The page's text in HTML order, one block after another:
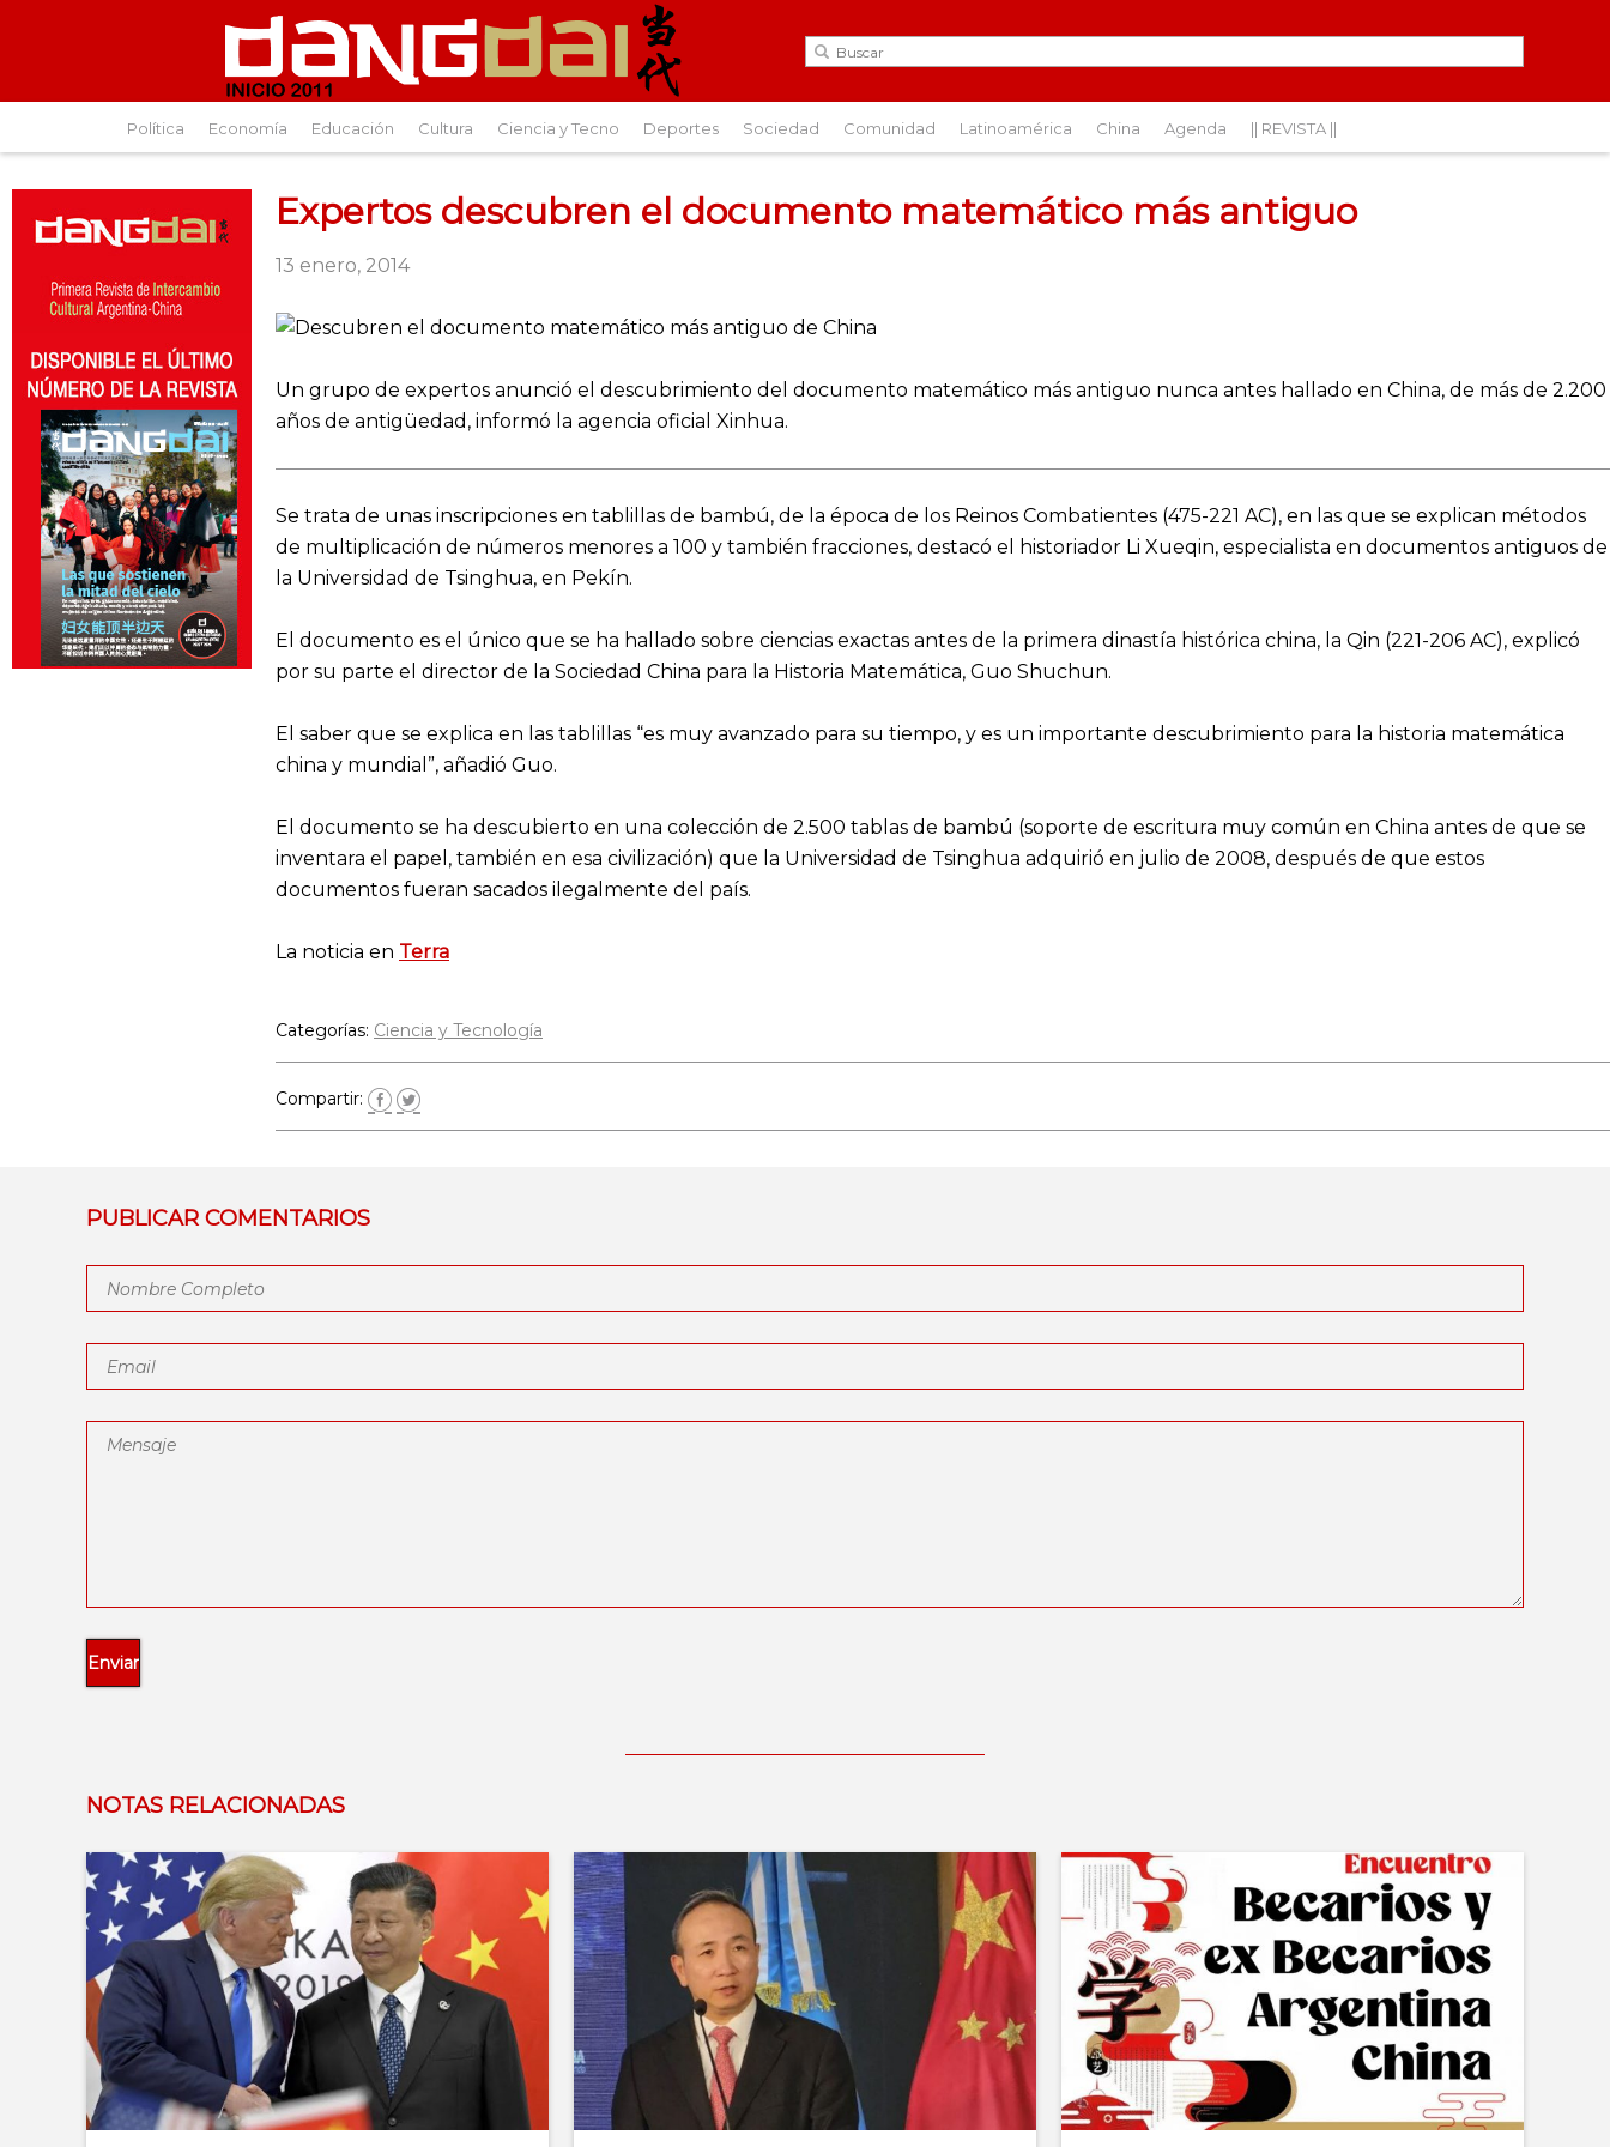
Política Economía Educación Cultura Ciencia y Tecno Deportes Sociedad Comunidad Latinoamérica China Agenda || REVISTA ||
Expertos descubren el documento matemático más antiguo
13 enero, 2014
Un grupo de expertos anunció el descubrimiento del documento matemático más antiguo nunca antes hallado en China, de más de 2.200
años de antigüedad, informó la agencia oficial Xinhua.
Se trata de unas inscripciones en tablillas de bambú, de la época de los Reinos Combatientes (475-221 AC), en las que se explican métodos
de multiplicación de números menores a 100 y también fracciones, destacó el historiador Li Xueqin, especialista en documentos antiguos de
la Universidad de Tsinghua, en Pekín.
El documento es el único que se ha hallado sobre ciencias exactas antes de la primera dinastía histórica china, la Qin (221-206 AC), explicó
por su parte el director de la Sociedad China para la Historia Matemática, Guo Shuchun.
El saber que se explica en las tablillas “es muy avanzado para su tiempo, y es un importante descubrimiento para la historia matemática
china y mundial”, añadió Guo.
El documento se ha descubierto en una colección de 2.500 tablas de bambú (soporte de escritura muy común en China antes de que se
inventara el papel, también en esa civilización) que la Universidad de Tsinghua adquirió en julio de 2008, después de que estos
documentos fueran sacados ilegalmente del país.
La noticia en Terra
Categorías: Ciencia y Tecnología
Compartir:
PUBLICAR COMENTARIOS
NOTAS RELACIONADAS